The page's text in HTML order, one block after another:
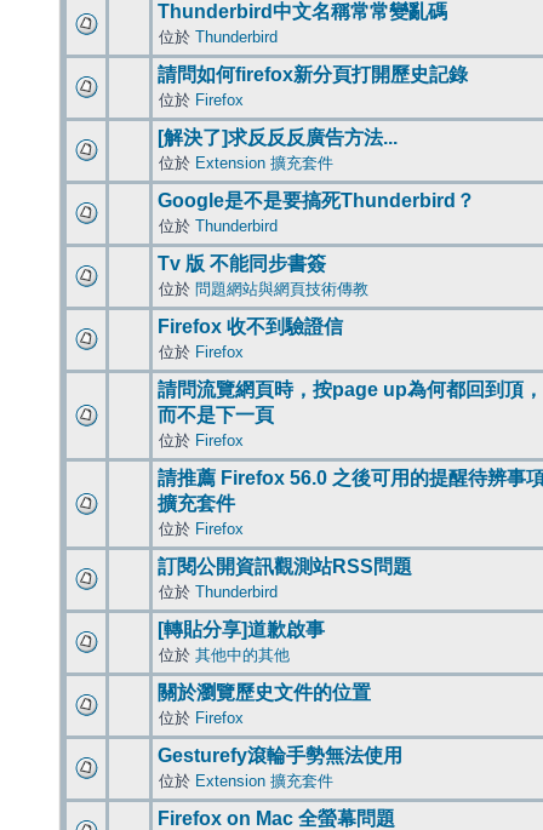
Thunderbird中文名稱常常變亂碼
位於 Thunderbird
請問如何firefox新分頁打開歷史記錄
位於 Firefox
[解決了]求反反反廣告方法...
位於 Extension 擴充套件
Google是不是要搞死Thunderbird？
位於 Thunderbird
Tv 版 不能同步書簽
位於 問題網站與網頁技術傳教
Firefox 收不到驗證信
位於 Firefox
請問流覽網頁時，按page up為何都回到頂，
而不是下一頁
位於 Firefox
請推薦 Firefox 56.0 之後可用的提醒待辨事
擴充套件
位於 Firefox
訂閱公開資訊觀測站RSS問題
位於 Thunderbird
[轉貼分享]道歉啟事
位於 其他中的其他
關於瀏覽歷史文件的位置
位於 Firefox
Gesturefy滾輪手勢無法使用
位於 Extension 擴充套件
Firefox on Mac 全螢幕問題